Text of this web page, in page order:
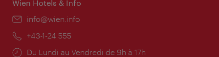
Wien Hotels & Info
E-
info@wien.info
Téléphone:
+43-1-24 555
Horaires
Du Lundi au Vendredi de 9h à 17h